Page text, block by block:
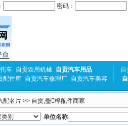
密码：
车 自贡农用机械 自贡汽车用品
配件库 自贡汽车修理厂 自贡汽车美容
自
配名片 >> 自贡,璺檸配件商家
单位名称